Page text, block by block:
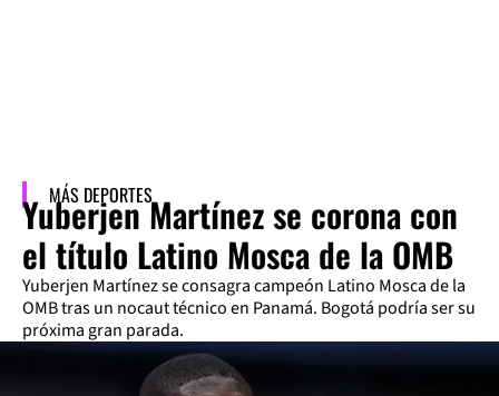
MÁS DEPORTES
Yuberjen Martínez se corona con
el título Latino Mosca de la OMB
Yuberjen Martínez se consagra campeón Latino Mosca de la
OMB tras un nocaut técnico en Panamá. Bogotá podría ser su
próxima gran parada.